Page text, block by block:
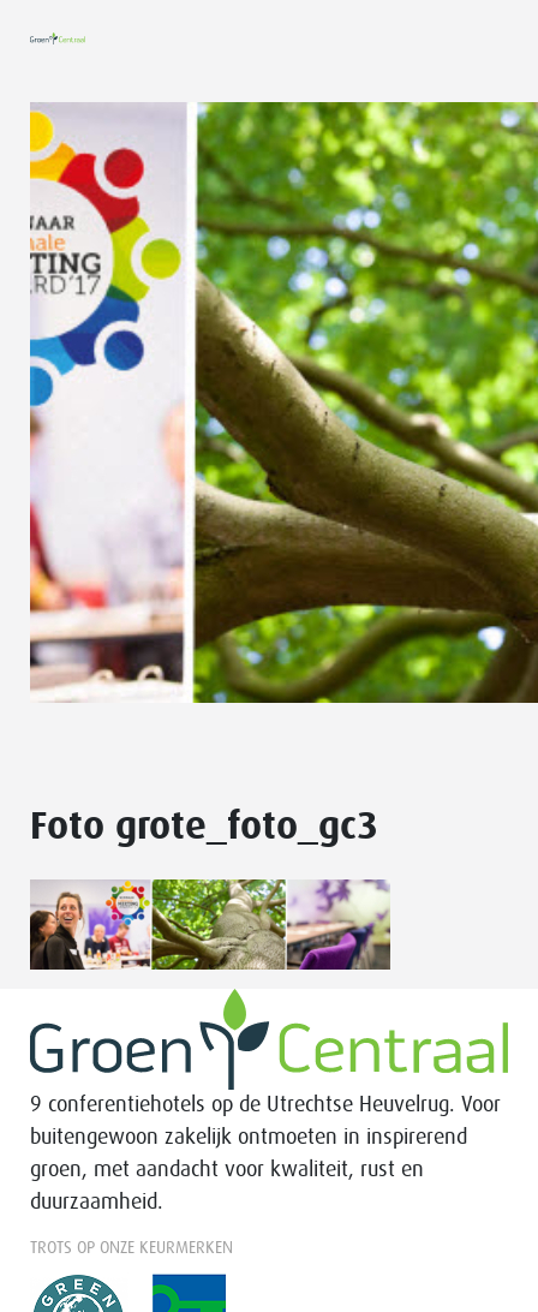
Foto grote_foto_gc3
9 conferentiehotels op de Utrechtse Heuvelrug. Voor
buitengewoon zakelijk ontmoeten in inspirerend
groen, met aandacht voor kwaliteit, rust en
duurzaamheid.
TROTS OP ONZE KEURMERKEN